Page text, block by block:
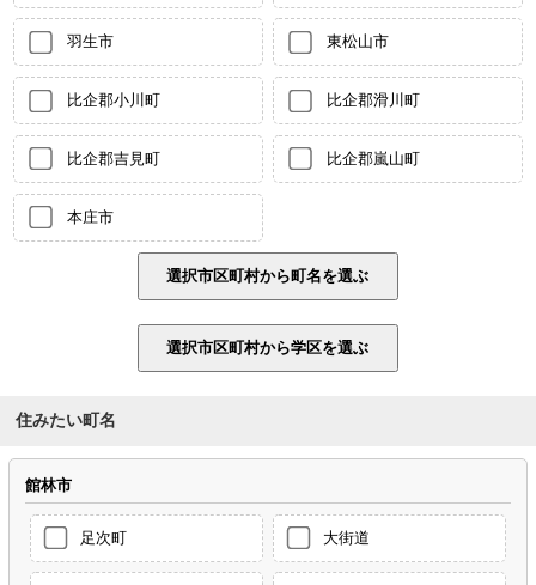
羽生市 東松山市
比企郡小川町 比企郡滑川町
比企郡吉見町 比企郡嵐山町
本庄市
住みたい町名
館林市
足次町 大街道